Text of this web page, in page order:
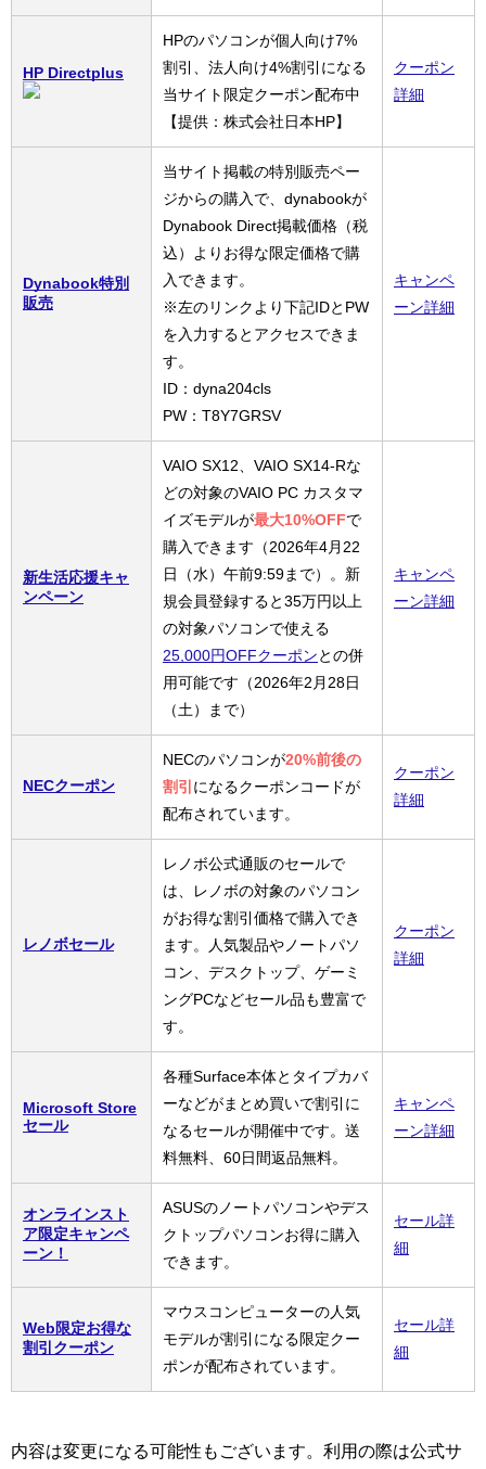
HP Directplus
HPのパソコンが個人向け7%
割引、法人向け4%割引になる
当サイト限定クーポン配布中
【提供：株式会社日本HP】
クーポン
詳細
Dynabook特別
販売
当サイト掲載の特別販売ペー
ジからの購入で、dynabookが
Dynabook Direct掲載価格（税
込）よりお得な限定価格で購
入できます。
※左のリンクより下記IDとPW
を入力するとアクセスできま
す。
ID：dyna204cls
PW：T8Y7GRSV
キャンペ
ーン詳細
新生活応援キャ
ンペーン
VAIO SX12、VAIO SX14-Rな
どの対象のVAIO PC カスタマ
イズモデルが最大10%OFFで
購入できます（2026年4月22
日（水）午前9:59まで）。新
規会員登録すると35万円以上
の対象パソコンで使える
25,000円OFFクーポンとの併
用可能です（2026年2月28日
（土）まで）
キャンペ
ーン詳細
NECクーポン
NECのパソコンが20%前後の
割引 になるクーポンコードが
配布されています。
クーポン
詳細
レノボセール
レノボ公式通販のセールで
は、レノボの対象のパソコン
がお得な割引価格で購入でき
ます。人気製品やノートパソ
コン、デスクトップ、ゲーミ
ングPCなどセール品も豊富で
す。
クーポン
詳細
Microsoft Store
セール
各種Surface本体とタイプカバ
ーなどがまとめ買いで割引に
なるセールが開催中です。送
料無料、60日間返品無料。
キャンペ
ーン詳細
オンラインスト
ア限定キャンペ
ーン！
ASUSのノートパソコンやデス
クトップパソコンお得に購入
できます。
セール詳
細
Web限定お得な
割引クーポン
マウスコンピューターの人気
モデルが割引になる限定クー
ポンが配布されています。
セール詳
細
内容は変更になる可能性もございます。利用の際は公式サ